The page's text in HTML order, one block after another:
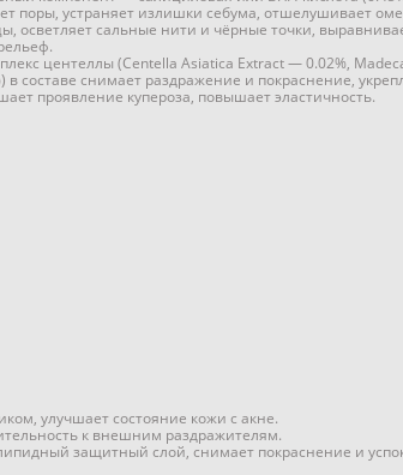
поры, устраняет излишки себума, отшелушивает
осветляет сальные нити и чёрные точки,
центеллы (Centella Asiatica Extract — 0.02%,
в составе снимает раздражение и покраснение,
проявление купероза, повышает эластичность.
улучшает состояние кожи с акне.
к внешним раздражителям.
защитный слой, снимает покраснение и